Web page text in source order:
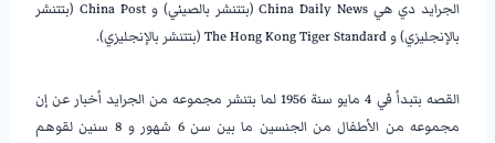
الجرايد دي هي China Daily News (بتتنشر بالصيني) و China Post (بتتنشر
بالإنجليزي) و The Hong Kong Tiger Standard (بتتنشر بالإنجليزي).
القصه بتبدأ في 4 مايو سنة 1956 لما بتنشر مجموعه من الجرايد أخبار عن إن
مجموعه من الأطفال من الجنسين ما بين سن 6 شهور و 8 سنين لقوهم